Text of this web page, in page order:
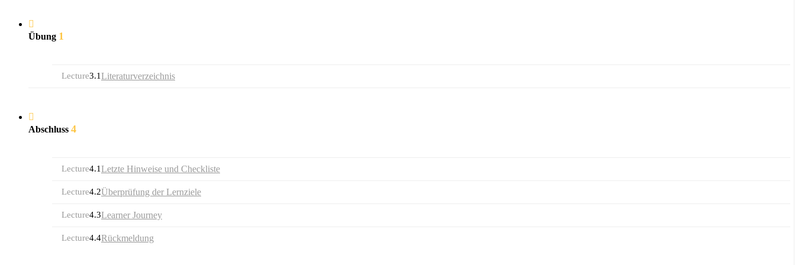
Übung 1
Lecture3.1Literaturverzeichnis
Abschluss 4
Lecture4.1Letzte Hinweise und Checkliste
Lecture4.2Überprüfung der Lernziele
Lecture4.3Learner Journey
Lecture4.4Rückmeldung